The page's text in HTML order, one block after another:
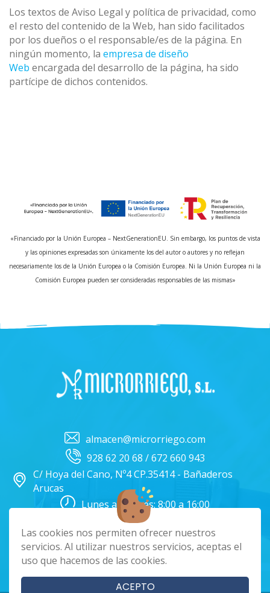
Las cookies nos permiten ofrecer nuestros
servicios. Al utilizar nuestros servicios, aceptas el
uso que hacemos de las cookies.
ACEPTO
Los textos de Aviso Legal y política de privacidad, como
el resto del contenido de la Web, han sido facilitados
por los dueños o el responsable/es de la página. En
ningún momento, la empresa de diseño
Web encargada del desarrollo de la página, ha sido
partícipe de dichos contenidos.
«Financiado por la Unión Europea – NextGenerationEU. Sin embargo, los puntos de vista
y las opiniones expresadas son únicamente los del autor o autores y no reflejan
necesariamente los de la Unión Europea o la Comisión Europea. Ni la Unión Europea ni la
Comisión Europea pueden ser consideradas responsables de las mismas»
almacen@microrriego.com
928 62 20 68 / 672 660 943
C/ Hoya del Cano, Nº4 CP.35414 - Bañaderos
Arucas
Lunes a Viernes: 8:00 a 16:00
Facebook
Cookies|Aviso Legal|Política de Privacidad
Términos y condiciones